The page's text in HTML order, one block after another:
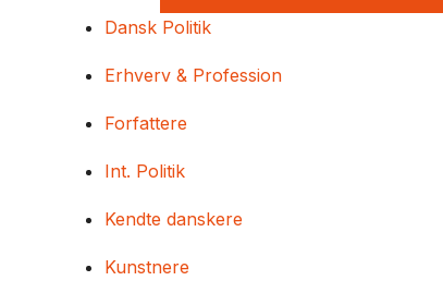
Dansk Politik
Erhverv & Profession
Forfattere
Int. Politik
Kendte danskere
Kunstnere